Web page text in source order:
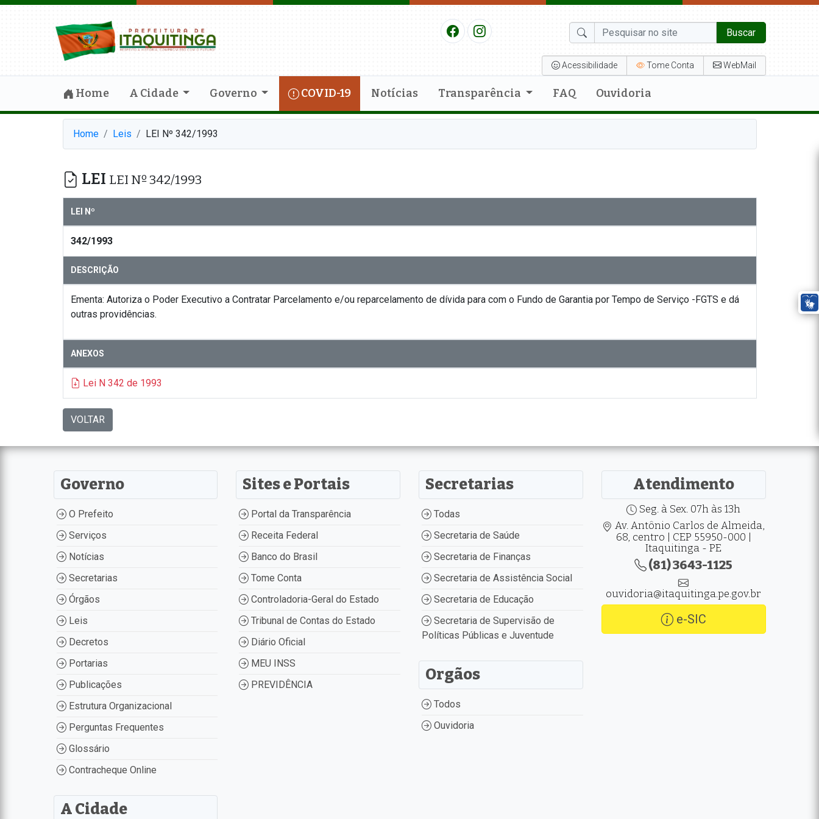
Buscar
Acessibilidade Tome Conta WebMail
Home A Cidade Governo COVID-19 Notícias Transparência FAQ Ouvidoria
Home Leis LEI Nº 342/1993
LEI LEI Nº 342/1993
LEI Nº
342/1993
DESCRIÇÃO
Ementa: Autoriza o Poder Executivo a Contratar Parcelamento e/ou reparcelamento de dívida para com o Fundo de Garantia por Tempo de Serviço -FGTS e dá
outras providências.
ANEXOS
Lei N 342 de 1993
VOLTAR
Governo
O Prefeito
Serviços
Notícias
Secretarias
Órgãos
Leis
Decretos
Portarias
Publicações
Estrutura Organizacional
Perguntas Frequentes
Glossário
Contracheque Online
A Cidade
Sites e Portais
Portal da Transparência
Receita Federal
Banco do Brasil
Tome Conta
Controladoria-Geral do Estado
Tribunal de Contas do Estado
Diário Oficial
MEU INSS
PREVIDÊNCIA
Secretarias
Todas
Secretaria de Saúde
Secretaria de Finanças
Secretaria de Assistência Social
Secretaria de Educação
Secretaria de Supervisão de
Políticas Públicas e Juventude
Orgãos
Todos
Ouvidoria
Atendimento
Seg. à Sex. 07h às 13h
Av. Antônio Carlos de Almeida,
68, centro | CEP 55950-000 |
Itaquitinga - PE
(81) 3643-1125
ouvidoria@itaquitinga.pe.gov.br
e-SIC